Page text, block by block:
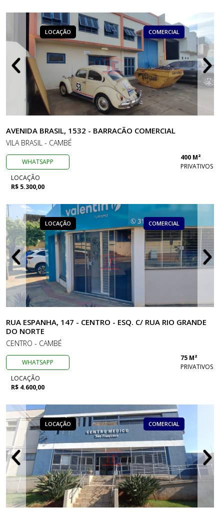
LOCAÇÃO COMERCIAL
AVENIDA BRASIL, 1532 - BARRACÃO COMERCIAL
VILA BRASIL - CAMBÉ
WHATSAPP
400 M²
PRIVATIVOS
LOCAÇÃO
R$ 5.300,00
LOCAÇÃO COMERCIAL
RUA ESPANHA, 147 - CENTRO - ESQ. C/ RUA RIO GRANDE
DO NORTE
CENTRO - CAMBÉ
WHATSAPP
75 M²
PRIVATIVOS
LOCAÇÃO
R$ 4.600,00
LOCAÇÃO COMERCIAL